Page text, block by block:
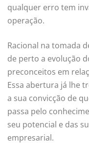
qualquer erro tem
operação.
Racional na tomada
de perto a evolução
preconceitos em
Essa abertura já lhe
a sua convicção de
passa pelo
seu potencial e das
empresarial.